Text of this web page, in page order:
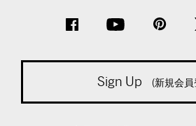
Sign Up (新規会員